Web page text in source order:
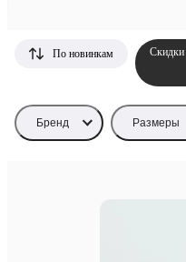
Бренд Размеры
По новинкам Скидки